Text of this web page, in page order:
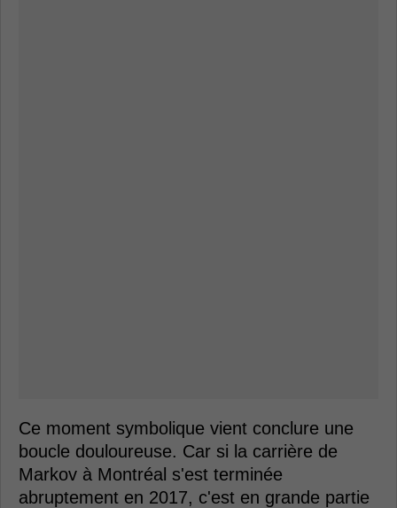
Ce moment symbolique vient conclure une
boucle douloureuse. Car si la carrière de
Markov à Montréal s'est terminée
abruptement en 2017, c'est en grande partie